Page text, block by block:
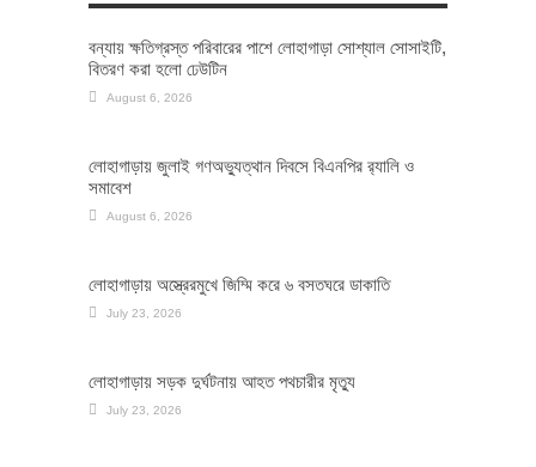
বন্যায় ক্ষতিগ্রস্ত পরিবারের পাশে লোহাগাড়া সোশ্যাল সোসাইটি,
বিতরণ করা হলো ঢেউটিন
August 6, 2026
লোহাগাড়ায় জুলাই গণঅভ্যুত্থান দিবসে বিএনপির র‌্যালি ও
সমাবেশ
August 6, 2026
লোহাগাড়ায় অস্ত্রেরমুখে জিম্মি করে ৬ বসতঘরে ডাকাতি
July 23, 2026
লোহাগাড়ায় সড়ক দুর্ঘটনায় আহত পথচারীর মৃত্যু
July 23, 2026